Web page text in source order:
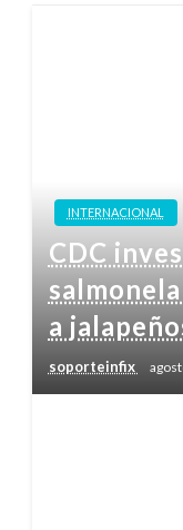
INTERNACIONAL
CDC
a
soporteinfix